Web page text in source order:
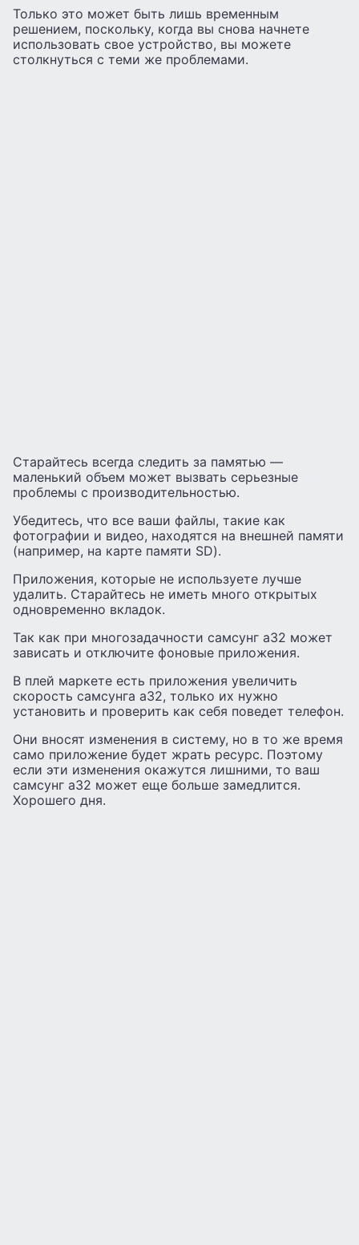
Только это может быть лишь временным
решением, поскольку, когда вы снова начнете
использовать свое устройство, вы можете
столкнуться с теми же проблемами.
Старайтесь всегда следить за памятью —
маленький объем может вызвать серьезные
проблемы с производительностью.
Убедитесь, что все ваши файлы, такие как
фотографии и видео, находятся на внешней памяти
(например, на карте памяти SD).
Приложения, которые не используете лучше
удалить. Старайтесь не иметь много открытых
одновременно вкладок.
Так как при многозадачности самсунг а32 может
зависать и отключите фоновые приложения.
В плей маркете есть приложения увеличить
скорость самсунга а32, только их нужно
установить и проверить как себя поведет телефон.
Они вносят изменения в систему, но в то же время
само приложение будет жрать ресурс. Поэтому
если эти изменения окажутся лишними, то ваш
самсунг а32 может еще больше замедлится.
Хорошего дня.